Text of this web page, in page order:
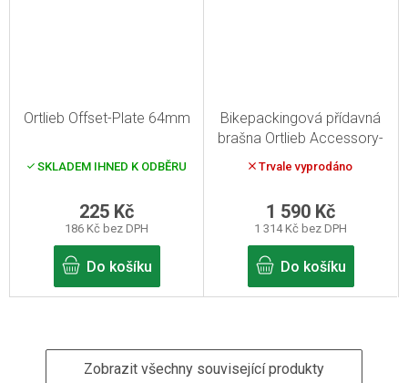
Ortlieb Offset-Plate 64mm
SKLADEM IHNED K ODBĚRU
186 Kč bez DPH
225 Kč
Do košíku
Bikepackingová přídavná
brašna Ortlieb Accessory-
pack - Černá
Trvale vyprodáno
1 314 Kč bez DPH
1 590 Kč
Do košíku
Zobrazit všechny související produkty